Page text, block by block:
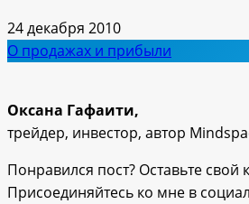
24 декабря 2010
О продажах и прибыли
Оксана Гафаити,
трейдер, инвестор, автор
Понравился пост? Оставьте
Присоединяйтесь ко мне в